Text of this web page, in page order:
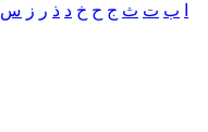
ب ت ث ج ح خ د ذ ر ز س